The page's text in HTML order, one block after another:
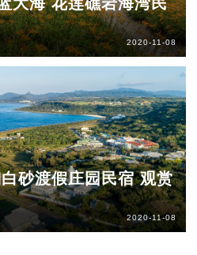
2020-11-08
砂渡假庄园民宿 观赏
2020-11-08